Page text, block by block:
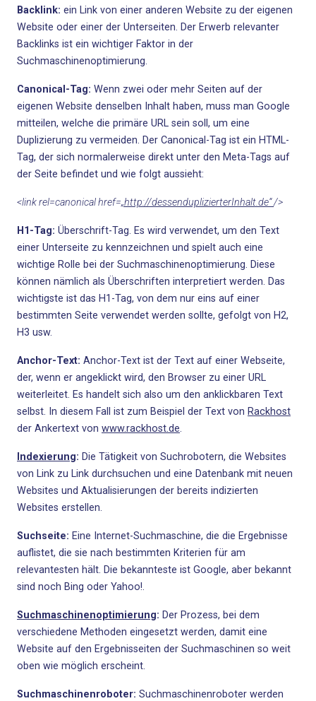
Backlink: ein Link von einer anderen Website zu der eigenen
Website oder einer der Unterseiten. Der Erwerb relevanter
Backlinks ist ein wichtiger Faktor in der
Suchmaschinenoptimierung.
Canonical-Tag: Wenn zwei oder mehr Seiten auf der
eigenen Website denselben Inhalt haben, muss man Google
mitteilen, welche die primäre URL sein soll, um eine
Duplizierung zu vermeiden. Der Canonical-Tag ist ein HTML-
Tag, der sich normalerweise direkt unter den Meta-Tags auf
der Seite befindet und wie folgt aussieht:
<link rel=canonical href=„http://dessenduplizierterInhalt.de“/>
H1-Tag: Überschrift-Tag. Es wird verwendet, um den Text
einer Unterseite zu kennzeichnen und spielt auch eine
wichtige Rolle bei der Suchmaschinenoptimierung. Diese
können nämlich als Überschriften interpretiert werden. Das
wichtigste ist das H1-Tag, von dem nur eins auf einer
bestimmten Seite verwendet werden sollte, gefolgt von H2,
H3 usw.
Anchor-Text: Anchor-Text ist der Text auf einer Webseite,
der, wenn er angeklickt wird, den Browser zu einer URL
weiterleitet. Es handelt sich also um den anklickbaren Text
selbst. In diesem Fall ist zum Beispiel der Text von Rackhost
der Ankertext von www.rackhost.de.
Indexierung: Die Tätigkeit von Suchrobotern, die Websites
von Link zu Link durchsuchen und eine Datenbank mit neuen
Websites und Aktualisierungen der bereits indizierten
Websites erstellen.
Suchseite: Eine Internet-Suchmaschine, die die Ergebnisse
auflistet, die sie nach bestimmten Kriterien für am
relevantesten hält. Die bekannteste ist Google, aber bekannt
sind noch Bing oder Yahoo!.
Suchmaschinenoptimierung: Der Prozess, bei dem
verschiedene Methoden eingesetzt werden, damit eine
Website auf den Ergebnisseiten der Suchmaschinen so weit
oben wie möglich erscheint.
Suchmaschinenroboter: Suchmaschinenroboter werden